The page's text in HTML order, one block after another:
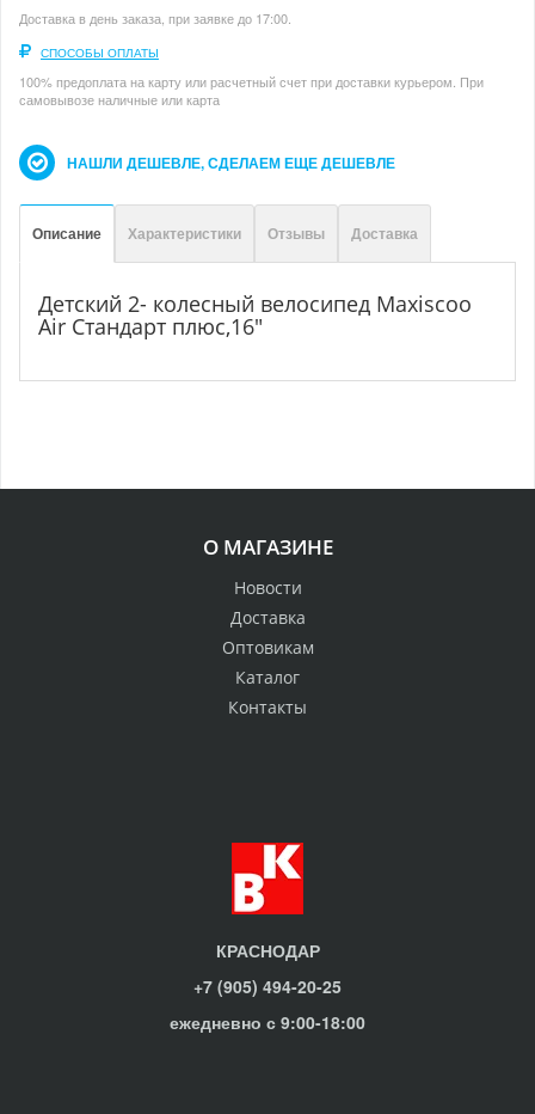
Доставка в день заказа, при заявке до 17:00.
СПОСОБЫ ОПЛАТЫ
100% предоплата на карту или расчетный счет при доставки курьером. При
самовывозе наличные или карта
НАШЛИ ДЕШЕВЛЕ, СДЕЛАЕМ ЕЩЕ ДЕШЕВЛЕ
Описание Характеристики Отзывы Доставка
Детский 2- колесный велосипед Maxiscoo
Air Стандарт плюс,16"
О МАГАЗИНЕ
Новости
Доставка
Оптовикам
Каталог
Контакты
КРАСНОДАР
+7 (905) 494-20-25
ежедневно с 9:00-18:00